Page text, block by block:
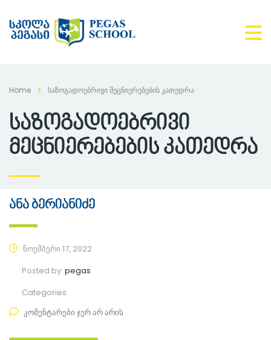
Home საზოგადოებრივი მეცნიერებების კათედრა
საზოგადოებრივი
მეცნიერებების კათედრა
ანა ბერიანიძე
ნოემბერი 17, 2022
Posted by: pegas
Categories:
კომენტარები ჯერ არ არის